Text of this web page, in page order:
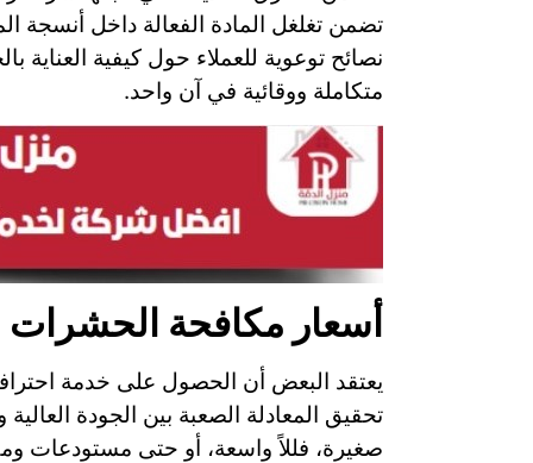
تضمن تغلغل المادة الفعالة داخل
نصائح توعوية للعملاء حول كيفية العناية
متكاملة ووقائية في آن واحد.
أسعار مكافحة الحشرات
يعتقد البعض أن الحصول على خدمة
تحقيق المعادلة الصعبة بين الجودة
صغيرة، فللاً واسعة، أو حتى مستودعات